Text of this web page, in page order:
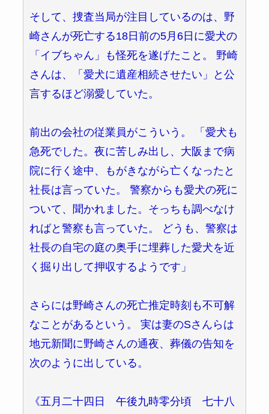
そして、捜査当局が注目しているのは、野
崎さんが死亡する18日前の5月6日に愛犬の
「イブちゃん」も怪死を遂げたこと。 野崎
さんは、「愛犬に遺産相続させたい」と公
言するほど溺愛していた。
前出の会社の従業員がこういう。 「愛犬も
急死でした。夜に苦しみ出し、大阪まで病
院に行く途中、もがきながら亡くなったと
社長は言っていた。 警察からも愛犬の死に
ついて、聞かれました。そっちも調べなけ
ればと警察も言っていた。 どうも、警察は
社長の自宅の庭の奥手に埋葬した愛犬を近
く掘り出して押収するようです」
さらには野崎さんの死亡推定時刻も不可解
なことがあるという。 実は妻のSさんらは
地元新聞に野崎さんの通夜、葬儀の告知を
次のように出している。
《五月二十四日 午後九時零分頃 七十八